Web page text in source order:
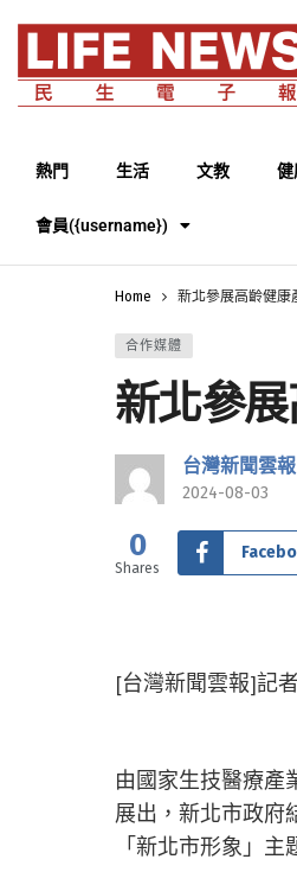
熱門 生活 文教 健
會員({username})
Home 新北參展高齡健康
合作媒體
新北參
台灣新聞雲報
2024-08-03
0
Shares
[台灣新聞雲報]記
由國家生技醫療產
展出，新北市政府
「新北市形象」